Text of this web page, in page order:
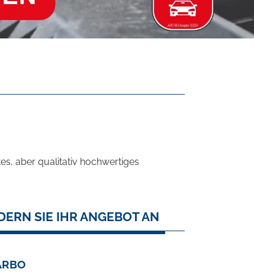
aber qualitativ hochwertiges
SIE IHR ANGEBOT AN